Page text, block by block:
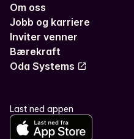
Om oss
Jobb og karriere
Inviter venner
Bærekraft
Oda Systems
Last ned appen